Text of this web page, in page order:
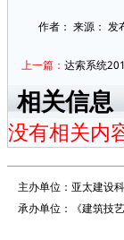
作者： 来源： 发
上一篇： 达索系统
相关信息
没有相关内
主办单位：亚太建设
承办单位：《建筑技